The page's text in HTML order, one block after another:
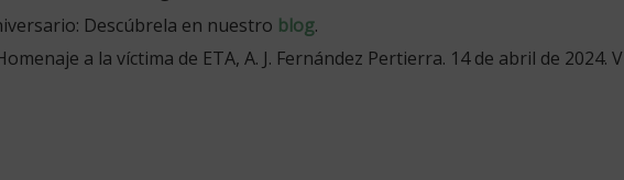
Descúbrela en nuestro blog.
a la víctima de ETA, A. J. Fernández Pertierra. 14 de abril de 2024.